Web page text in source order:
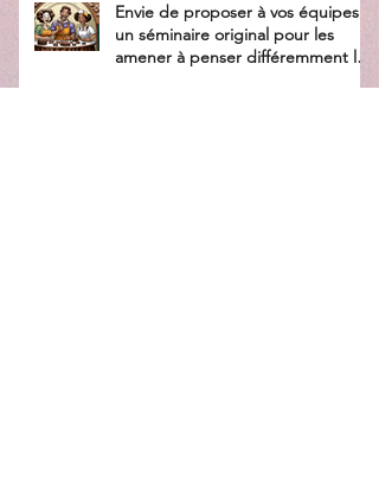
Envie de proposer à vos équipes
un séminaire original pour les
amener à penser différemment la